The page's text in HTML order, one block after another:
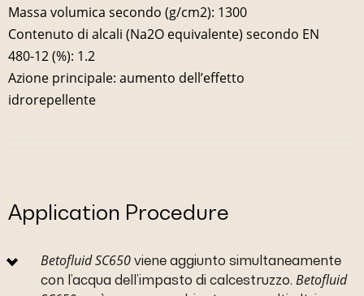
Massa volumica secondo (g/cm2): 1300
Contenuto di alcali (Na2O equivalente) secondo EN
480-12 (%): 1.2
Azione principale: aumento dell’effetto
idrorepellente
Application Procedure
Betofluid SC650 viene aggiunto simultaneamente
con l’acqua dell’impasto di calcestruzzo. Betofluid